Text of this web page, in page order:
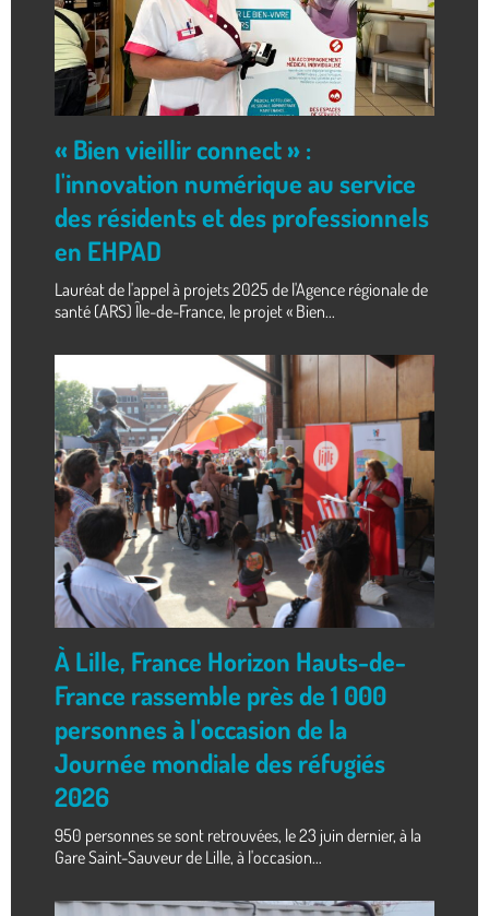
« Bien vieillir connect » :
l'innovation numérique au service
des résidents et des professionnels
en EHPAD
Lauréat de l'appel à projets 2025 de l'Agence régionale de
santé (ARS) Île-de-France, le projet « Bien...
À Lille, France Horizon Hauts-de-
France rassemble près de 1 000
personnes à l'occasion de la
Journée mondiale des réfugiés
2026
950 personnes se sont retrouvées, le 23 juin dernier, à la
Gare Saint-Sauveur de Lille, à l'occasion...